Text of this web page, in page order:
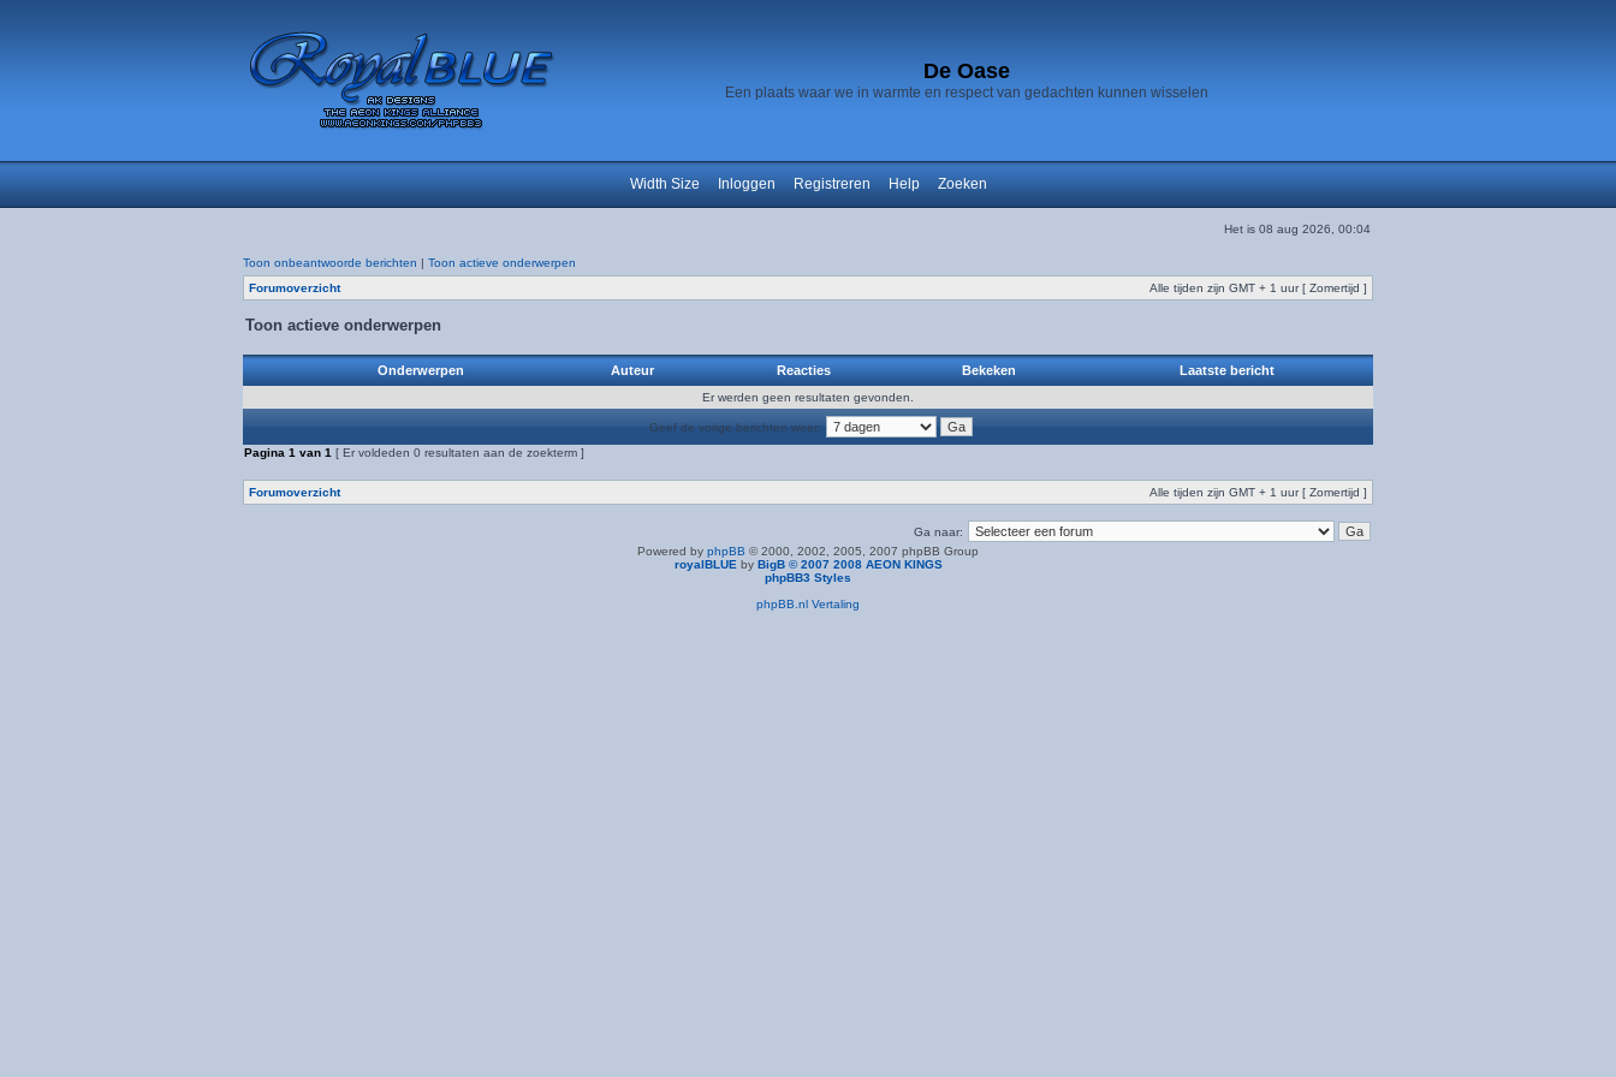
De Oase
Een plaats waar we in warmte en respect van gedachten kunnen wisselen
Width Size Inloggen Registreren Help Zoeken
Het is 08 aug 2026, 00:04
Toon onbeantwoorde berichten | Toon actieve onderwerpen
Forumoverzicht
Alle tijden zijn GMT + 1 uur [ Zomertijd ]
Toon actieve onderwerpen
Onderwerpen Auteur Reacties Bekeken Laatste bericht
Er werden geen resultaten gevonden.
Geef de vorige berichten weer:
Pagina 1 van 1 [ Er voldeden 0 resultaten aan de zoekterm ]
Forumoverzicht Alle tijden zijn GMT + 1 uur [ Zomertijd ]
Ga naar:
Powered by phpBB © 2000, 2002, 2005, 2007 phpBB Group
royalBLUE by BigB © 2007 2008 AEON KINGS
phpBB3 Styles
phpBB.nl Vertaling